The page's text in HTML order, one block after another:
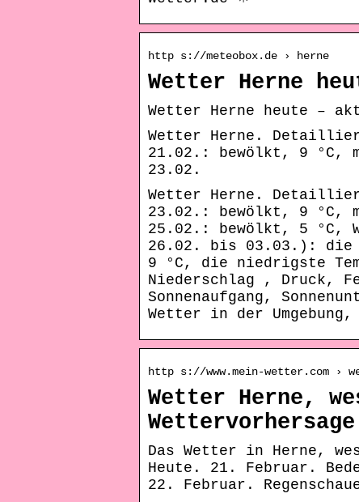
http s://meteobox.de › herne
Wetter Herne
Wetter Herne heute –
Wetter Herne.
21.02.: bewölkt, 9 °C,
23.02.
Wetter Herne.
23.02.: bewölkt, 9 °C,
25.02.: bewölkt, 5 °C,
26.02. bis 03.03.): die
9 °C, die niedrigste
Niederschlag , Druck,
Sonnenaufgang,
Wetter in der
http s://www.mein-wetter.com ›
Wetter Herne,
Wettervorhersage
Das Wetter in Herne,
Heute. 21. Februar.
22. Februar.